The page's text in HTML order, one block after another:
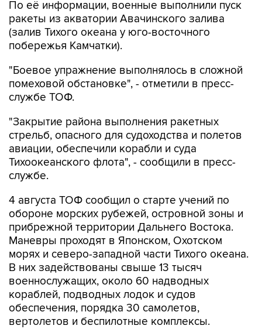
(залив Тихого океана у юго-восточного
побережья Камчатки).
"Боевое упражнение выполнялось в сложной
службе ТОФ.
"Закрытие района выполнения ракетных
авиации, обеспечили корабли и суда
Тихоокеанского флота", - сообщили в пресс-
службе.
4 августа ТОФ сообщил о старте учений по
прибрежной территории Дальнего Востока.
Маневры проходят в Японском, Охотском
морях и северо-западной части Тихого океана.
В них задействованы свыше 13 тысяч
военнослужащих, около 60 надводных
кораблей, подводных лодок и судов
обеспечения, порядка 30 самолетов,
вертолетов и беспилотные комплексы.
В ТОФ также отметили, что эти учения станут